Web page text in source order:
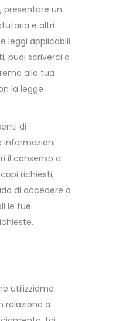
un
e altri
leggi applicabili.
puoi scriverci a
alla tua
la legge
di
informazioni
il consenso a
richiesti,
di accedere o
le tue
utilizziamo
relazione a